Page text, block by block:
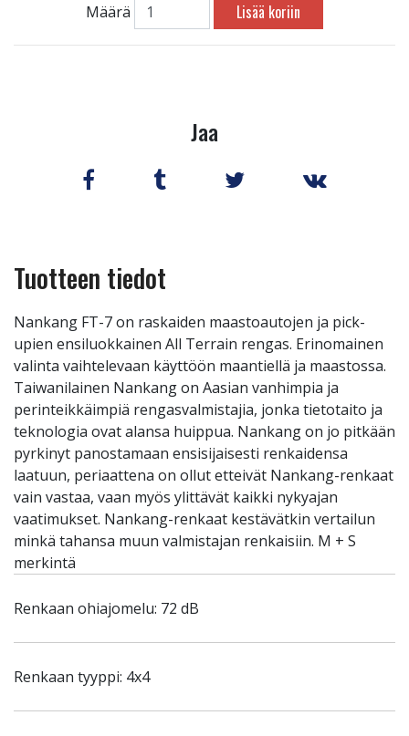
Määrä Lisää koriin
Jaa
Tuotteen tiedot
Nankang FT-7 on raskaiden maastoautojen ja pick-
upien ensiluokkainen All Terrain rengas. Erinomainen
valinta vaihtelevaan käyttöön maantiellä ja maastossa.
Taiwanilainen Nankang on Aasian vanhimpia ja
perinteikkäimpiä rengasvalmistajia, jonka tietotaito ja
teknologia ovat alansa huippua. Nankang on jo pitkään
pyrkinyt panostamaan ensisijaisesti renkaidensa
laatuun, periaattena on ollut etteivät Nankang-renkaat
vain vastaa, vaan myös ylittävät kaikki nykyajan
vaatimukset. Nankang-renkaat kestävätkin vertailun
minkä tahansa muun valmistajan renkaisiin. M + S
merkintä
Renkaan ohiajomelu: 72 dB
Renkaan tyyppi: 4x4